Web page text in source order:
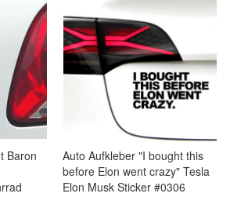
Baron
Auto Aufkleber "I bought this
before Elon went crazy" Tesla
Elon Musk Sticker #0306